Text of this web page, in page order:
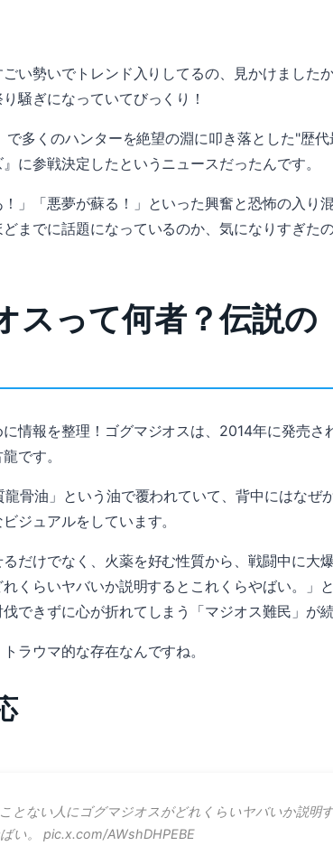
い勢いでトレンド入りしてるの、見かけました
騒ぎになっていてびっくり！
多くのハンターを絶望の淵に叩き落とした"歴
に参戦決定したというニュースだったんです。
」「悪夢が蘇る！」といった興奮と恐怖の入り
までに話題になっているのか、気になりすぎた
スって何者？伝説の
情報を整理！ゴグマジオスは、2014年に発売さ
です。
骨油」という油で覆われていて、背中にはなぜ
ジュアルをしています。
だけでなく、火薬を好む性質から、戦闘中に大
くらいヤバいか説明するとこれくらやばい。」
できずに心が折れてしまう「マジオス難民」が
ラウマ的な存在なんですね。
とない人にゴグマジオスがどれくらいヤバいか説明
い。 pic.x.com/AWshDHPEBE